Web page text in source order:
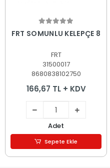
FRT SOMUNLU KELEPÇE 8
FRT
31500017
8680838102750
166,67 TL + KDV
Adet
Sepete Ekle